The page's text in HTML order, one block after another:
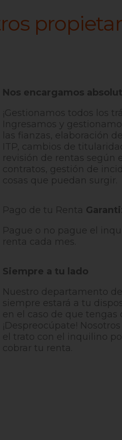
Nos encargamos
¡Gestionamos todos los
Ingresamos y
las fianzas, elaboración
ITP, cambios de
revisión de rentas según
contratos, gestión de
cosas que puedan surgir.
Pago de tu Renta
Pague o no pague el
renta cada mes.
Siempre a tu lado
Nuestro departamento
siempre estará a tu
en el caso de que tengas
¡Despreocúpate!
el trato con el inquilino
cobrar tu renta.